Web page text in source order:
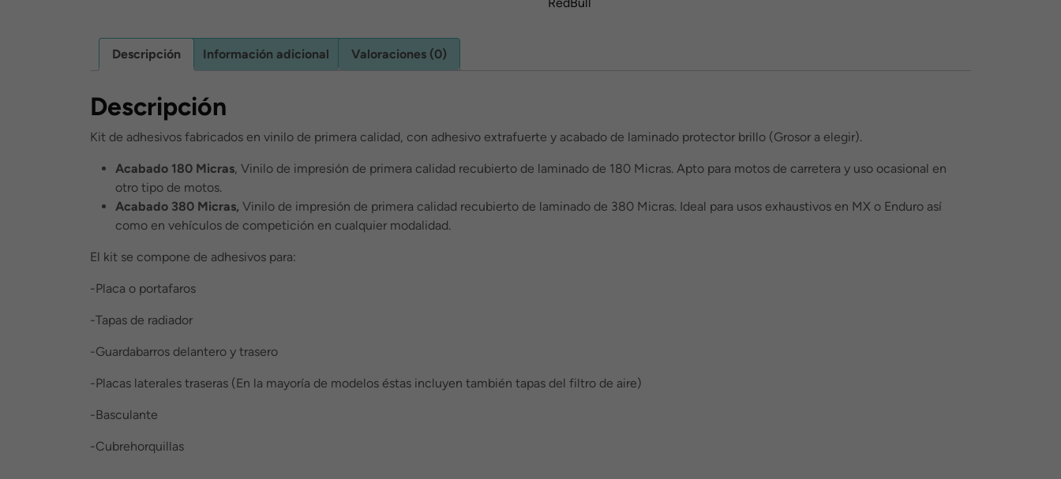
24
Descripción Información adicional Valoraciones (0)
Descripción
Kit de adhesivos fabricados en vinilo de primera calidad, con adhesivo extrafuerte y acabado de laminado protector brillo (Grosor a elegir).
Acabado 180 Micras, Vinilo de impresión de primera calidad recubierto de laminado de 180 Micras. Apto para motos de carretera y uso ocasional en
otro tipo de motos.
Acabado 380 Micras, Vinilo de impresión de primera calidad recubierto de laminado de 380 Micras. Ideal para usos exhaustivos en MX o Enduro así
como en vehículos de competición en cualquier modalidad.
El kit se compone de adhesivos para:
-Placa o portafaros
-Tapas de radiador
-Guardabarros delantero y trasero
-Placas laterales traseras (En la mayoría de modelos éstas incluyen también tapas del filtro de aire)
-Basculante
-Cubrehorquillas